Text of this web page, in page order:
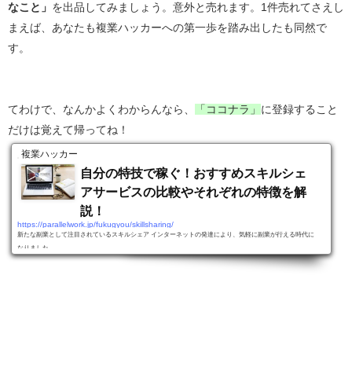
なこと」 を出品してみましょう。意外と売れます。1件売れてさえし
まえば、あなたも複業ハッカーへの第一歩を踏み出したも同然で
す。
てわけで、なんかよくわからんなら、 「ココナラ」 に登録すること
だけは覚えて帰ってね！
複業ハッカー
自分の特技で稼ぐ！おすすめスキルシェ
アサービスの比較やそれぞれの特徴を解
説！
https://parallelwork.jp/fukugyou/skillsharing/
新たな副業として注目されているスキルシェア インターネットの発達により、気軽に副業が行える時代に
なりました。 …